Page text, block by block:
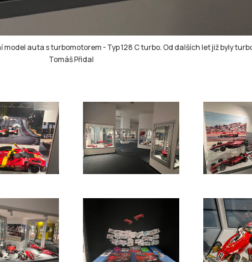
auta s turbomotorem - Typ 128 C turbo. Od dalších let již byly
Tomáš Přidal